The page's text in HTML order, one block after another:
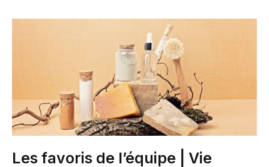
Les favoris de l’équipe | Vie